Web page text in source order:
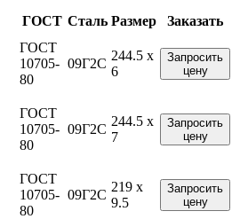
ГОСТ Сталь Размер
Заказать
ГОСТ
10705-
80
09Г2С
244.5 x
6
Запросить
цену
ГОСТ
10705-
80
09Г2С
244.5 x
7
Запросить
цену
ГОСТ
10705-
80
09Г2С
219 x
9.5
Запросить
цену